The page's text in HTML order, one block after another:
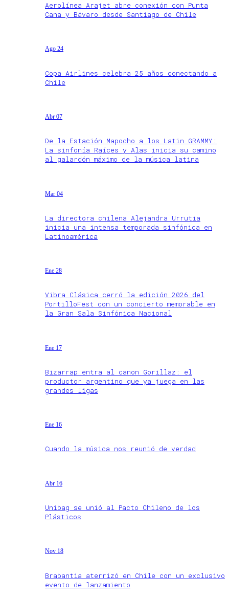
Aerolínea Arajet abre conexión con Punta
Cana y Bávaro desde Santiago de Chile
Ago 24
Copa Airlines celebra 25 años conectando a
Chile
Abr 07
De la Estación Mapocho a los Latin GRAMMY:
La sinfonía Raíces y Alas inicia su camino
al galardón máximo de la música latina
Mar 04
La directora chilena Alejandra Urrutia
inicia una intensa temporada sinfónica en
Latinoamérica
Ene 28
Vibra Clásica cerró la edición 2026 del
PortilloFest con un concierto memorable en
la Gran Sala Sinfónica Nacional
Ene 17
Bizarrap entra al canon Gorillaz: el
productor argentino que ya juega en las
grandes ligas
Ene 16
Cuando la música nos reunió de verdad
Abr 16
Unibag se unió al Pacto Chileno de los
Plásticos
Nov 18
Brabantia aterrizó en Chile con un exclusivo
evento de lanzamiento